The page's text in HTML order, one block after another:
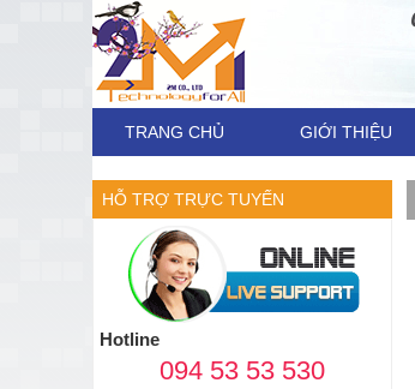
TRANG CHỦ GIỚI THIỆU
HỖ TRỢ TRỰC TUYẾN
Hotline
094 53 53 530